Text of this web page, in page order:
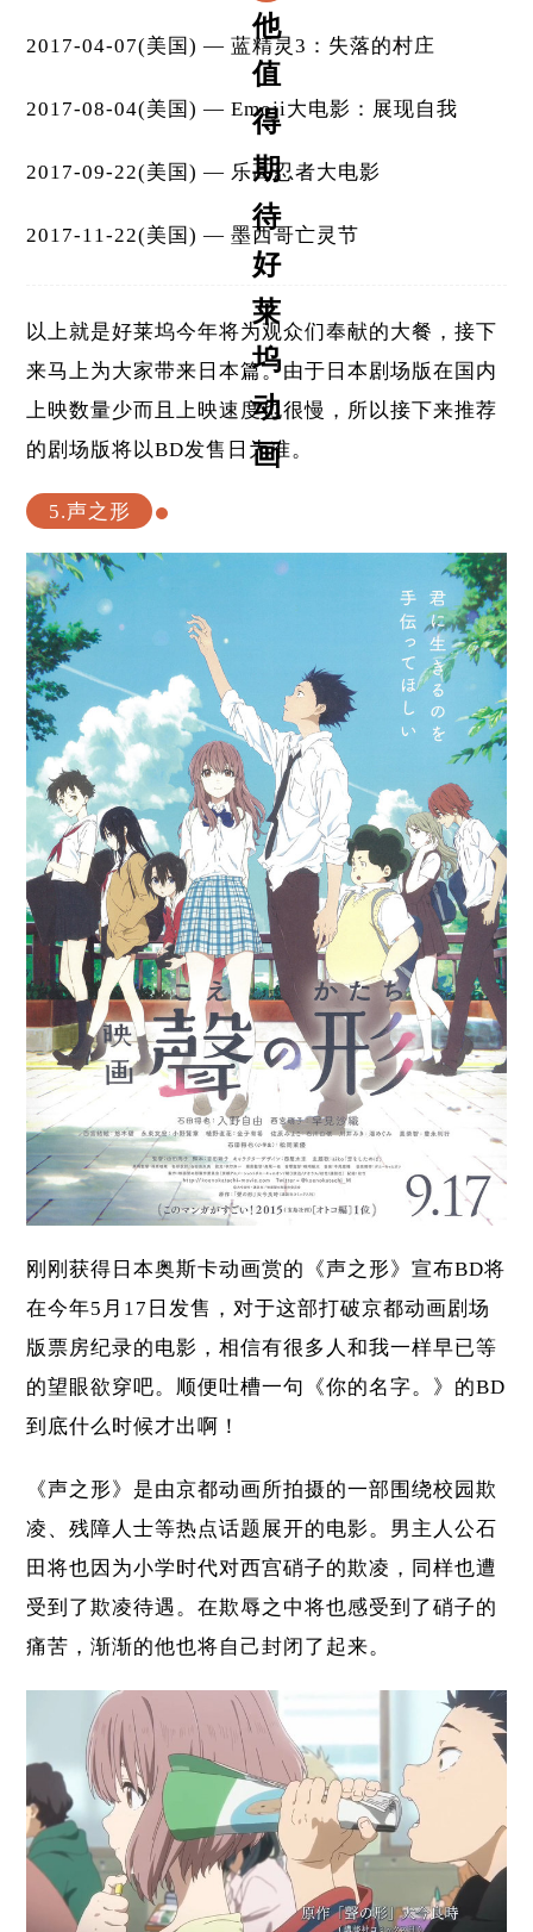
他
值
得
期
待
好
莱
坞
动
画
2017-04-07(美国) — 蓝精灵3：失落的村庄
2017-08-04(美国) — Emoji大电影：展现自我
2017-09-22(美国) — 乐高忍者大电影
2017-11-22(美国) — 墨西哥亡灵节
以上就是好莱坞今年将为观众们奉献的大餐，接下
来马上为大家带来日本篇。由于日本剧场版在国内
上映数量少而且上映速度也很慢，所以接下来推荐
的剧场版将以BD发售日为准。
5.声之形
刚刚获得日本奥斯卡动画赏的《声之形》宣布BD将
在今年5月17日发售，对于这部打破京都动画剧场
版票房纪录的电影，相信有很多人和我一样早已等
的望眼欲穿吧。顺便吐槽一句《你的名字。》的BD
到底什么时候才出啊！
《声之形》是由京都动画所拍摄的一部围绕校园欺
凌、残障人士等热点话题展开的电影。男主人公石
田将也因为小学时代对西宫硝子的欺凌，同样也遭
受到了欺凌待遇。在欺辱之中将也感受到了硝子的
痛苦，渐渐的他也将自己封闭了起来。